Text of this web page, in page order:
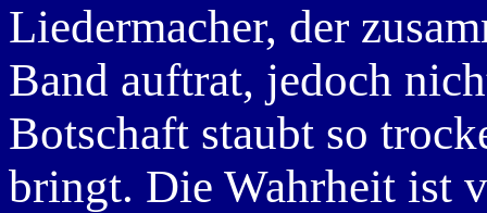
Liedermacher, der
Band auftrat, jedoch
Botschaft staubt so
bringt. Die Wahrheit ist